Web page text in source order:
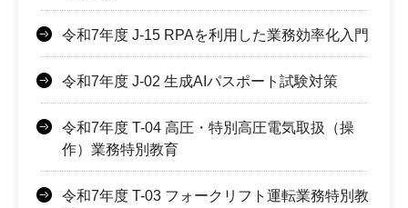
令和7年度 J-15 RPAを利用した業務効率化入門
令和7年度 J-02 生成AIパスポート試験対策
令和7年度 T-04 高圧・特別高圧電気取扱（操
作）業務特別教育
令和7年度 T-03 フォークリフト運転業務特別教